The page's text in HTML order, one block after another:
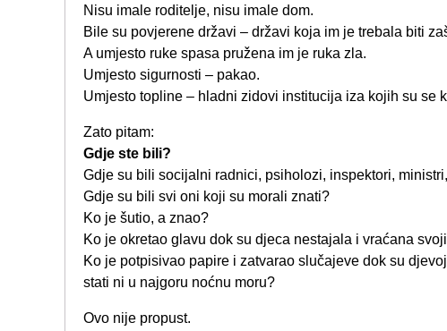
Nisu imale roditelje, nisu imale dom.
Bile su povjerene državi – državi koja im je trebala biti
A umjesto ruke spasa pružena im je ruka zla.
Umjesto sigurnosti – pakao.
Umjesto topline – hladni zidovi institucija iza kojih su se
Zato pitam:
Gdje ste bili?
Gdje su bili socijalni radnici, psiholozi, inspektori,
Gdje su bili svi oni koji su morali znati?
Ko je šutio, a znao?
Ko je okretao glavu dok su djeca nestajala i vraćana
Ko je potpisivao papire i zatvarao slučajeve dok su
stati ni u najgoru noćnu moru?
Ovo nije propust.